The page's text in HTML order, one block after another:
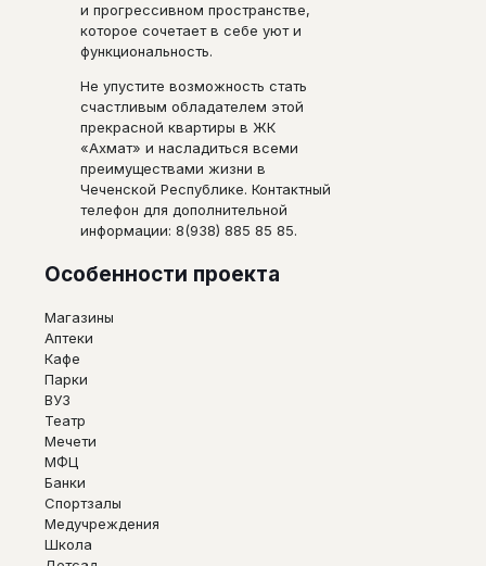
и прогрессивном пространстве,
которое сочетает в себе уют и
функциональность.
Не упустите возможность стать
счастливым обладателем этой
прекрасной квартиры в ЖК
«Ахмат» и насладиться всеми
преимуществами жизни в
Чеченской Республике. Контактный
телефон для дополнительной
информации: 8(938) 885 85 85.
Особенности проекта
Магазины
Аптеки
Кафе
Парки
ВУЗ
Театр
Мечети
МФЦ
Банки
Спортзалы
Медучреждения
Школа